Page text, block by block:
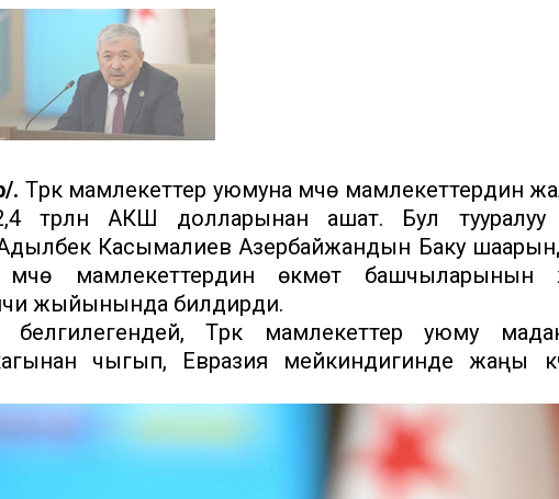
. Түрк мамлекеттер уюмуна мүчө мамлекеттердин
трлн АКШ долларынан ашат. Бул тууралуу
Касымалиев Азербайжандын Баку
мүчө мамлекеттердин өкмөт башчыларынын
жыйынында билдирди.
Түрк мамлекеттер уюму
чыгып, Евразия мейкиндигинде жаңы